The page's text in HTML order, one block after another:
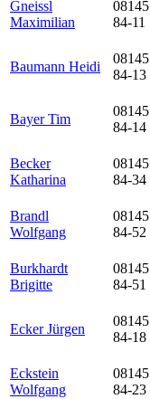
Gneissl
Maximilian
08145
84-11
Baumann Heidi
08145
84-13
Bayer Tim
08145
84-14
Becker
Katharina
08145
84-34
Brandl
Wolfgang
08145
84-52
Burkhardt
Brigitte
08145
84-51
Ecker Jürgen
08145
84-18
Eckstein
Wolfgang
08145
84-23